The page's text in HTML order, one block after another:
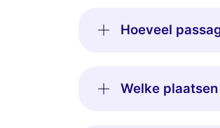
Hoeveel
Welke